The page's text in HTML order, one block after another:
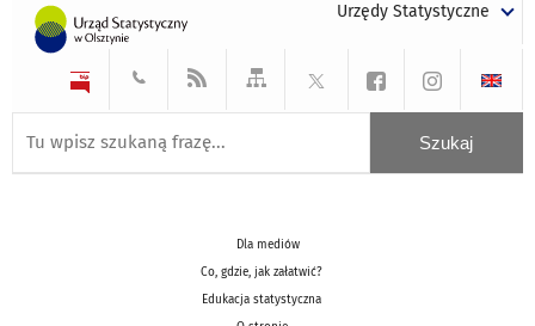
tekst
czarnym
tekst
czarnym
tekst
żółtym
Urzędy Statystyczne
Dla mediów
Co, gdzie, jak załatwić?
Edukacja statystyczna